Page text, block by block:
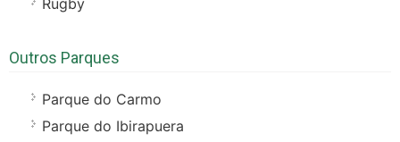
Outros Parques
Parque do Carmo
Parque do Ibirapuera